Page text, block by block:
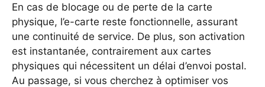
En cas de blocage ou de perte de la carte
physique, l’e-carte reste fonctionnelle, assurant
une continuité de service. De plus, son activation
est instantanée, contrairement aux cartes
physiques qui nécessitent un délai d’envoi postal.
Au passage, si vous cherchez à optimiser vos